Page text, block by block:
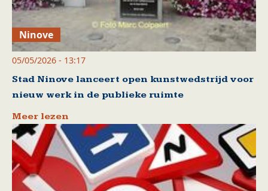
Ninove
05/05/2026 - 13:17
Stad Ninove lanceert open kunstwedstrijd voor
nieuw werk in de publieke ruimte
Meer lezen